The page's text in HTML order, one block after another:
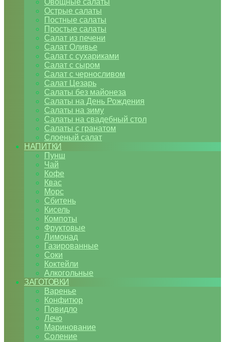
Овощные салаты
Острые салаты
Постные салаты
Простые салаты
Салат из печени
Салат Оливье
Салат с сухариками
Салат с сыром
Салат с черносливом
Салат Цезарь
Салаты без майонеза
Салаты на День Рождения
Салаты на зиму
Салаты на свадебный стол
Салаты с гранатом
Слоеный салат
НАПИТКИ
Пунш
Чай
Кофе
Квас
Морс
Сбитень
Кисель
Компоты
Фруктовые
Лимонад
Газированные
Соки
Коктейли
Алкогольные
ЗАГОТОВКИ
Варенье
Конфитюр
Повидло
Лечо
Маринование
Соление